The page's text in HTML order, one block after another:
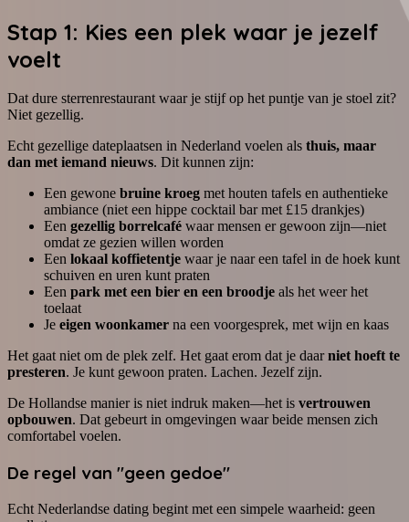
Stap 1: Kies een plek waar je jezelf
voelt
Dat dure sterrenrestaurant waar je stijf op het puntje van je stoel zit?
Niet gezellig.
Echt gezellige dateplaatsen in Nederland voelen als thuis, maar
dan met iemand nieuws. Dit kunnen zijn:
Een gewone bruine kroeg met houten tafels en authentieke
ambiance (niet een hippe cocktail bar met £15 drankjes)
Een gezellig borrelcafé waar mensen er gewoon zijn—niet
omdat ze gezien willen worden
Een lokaal koffietentje waar je naar een tafel in de hoek kunt
schuiven en uren kunt praten
Een park met een bier en een broodje als het weer het
toelaat
Je eigen woonkamer na een voorgesprek, met wijn en kaas
Het gaat niet om de plek zelf. Het gaat erom dat je daarniet hoeft te
presteren. Je kunt gewoon praten. Lachen. Jezelf zijn.
De Hollandse manier is niet indruk maken—het is vertrouwen
opbouwen. Dat gebeurt in omgevingen waar beide mensen zich
comfortabel voelen.
De regel van "geen gedoe"
Echt Nederlandse dating begint met een simpele waarheid: geen